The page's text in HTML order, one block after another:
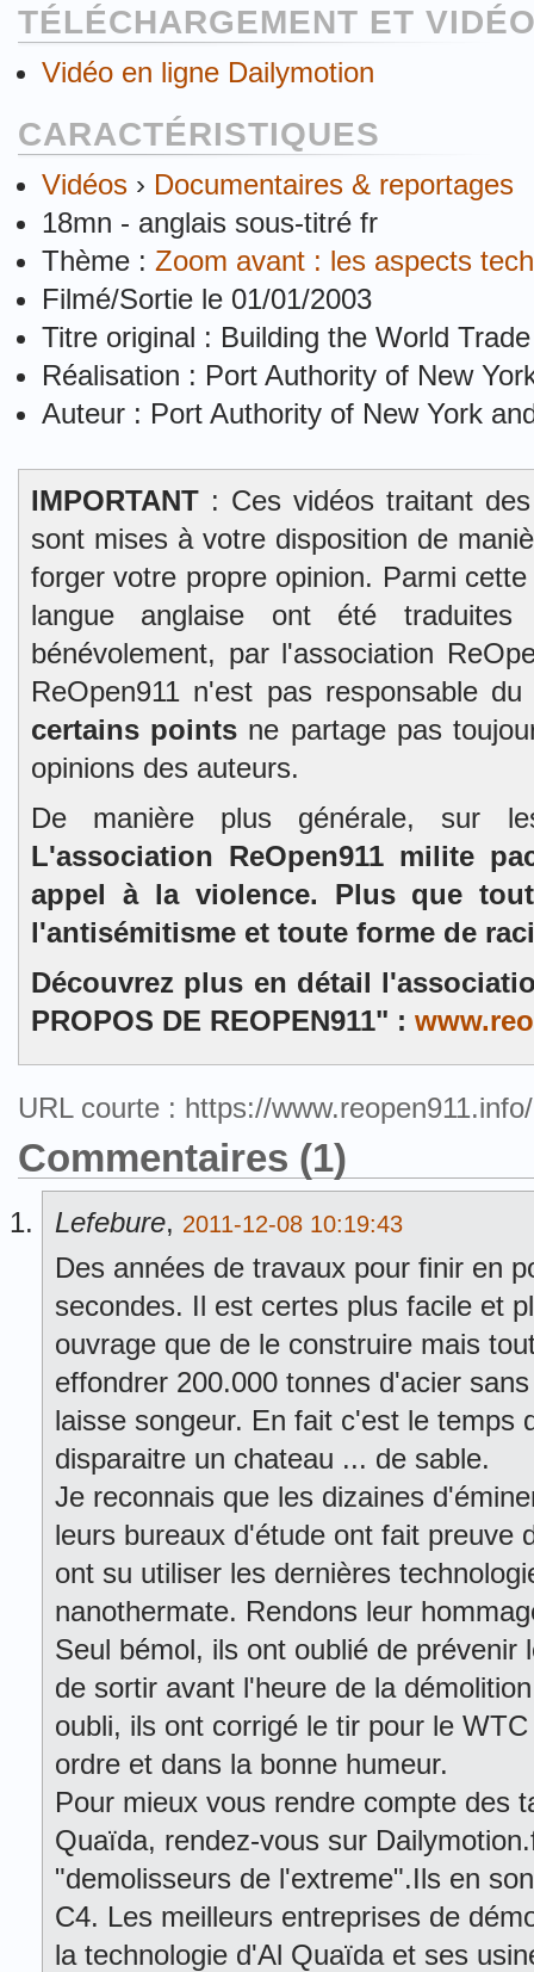
TÉLÉCHARGEMENT ET
Vidéo en ligne Dailymotion
CARACTÉRISTIQUES
Vidéos › Documentaires & reportages
18mn - anglais sous-titré fr
Thème : Zoom avant : les aspects
Filmé/Sortie le 01/01/2003
Titre original : Building the World
Réalisation : Port Authority of New
Auteur : Port Authority of New York
IMPORTANT : Ces vidéos traitant
sont mises à votre disposition de
forger votre propre opinion. Parmi
langue anglaise ont été
bénévolement, par l'association
ReOpen911 n'est pas responsable
certains points ne partage pas
opinions des auteurs.
De manière plus générale, sur
L'association ReOpen911 milite
appel à la violence. Plus que
l'antisémitisme et toute forme de
Découvrez plus en détail
PROPOS DE REOPEN911" :
URL courte : https://
Commentaires (1)
Lefebure, 2011-12-08 10:19:43
Des années de travaux pour finir en
secondes. Il est certes plus facile et
ouvrage que de le construire mais
effondrer 200.000 tonnes d'acier
laisse songeur. En fait c'est le temps
disparaitre un chateau ... de sable.
Je reconnais que les dizaines
leurs bureaux d'étude ont fait preuve
ont su utiliser les dernières
nanothermate. Rendons leur
Seul bémol, ils ont oublié de
de sortir avant l'heure de la
oubli, ils ont corrigé le tir pour le
ordre et dans la bonne humeur.
Pour mieux vous rendre compte des
Quaïda, rendez-vous sur
"demolisseurs de l'extreme".Ils en
C4. Les meilleurs entreprises de
la technologie d'Al Quaïda et ses